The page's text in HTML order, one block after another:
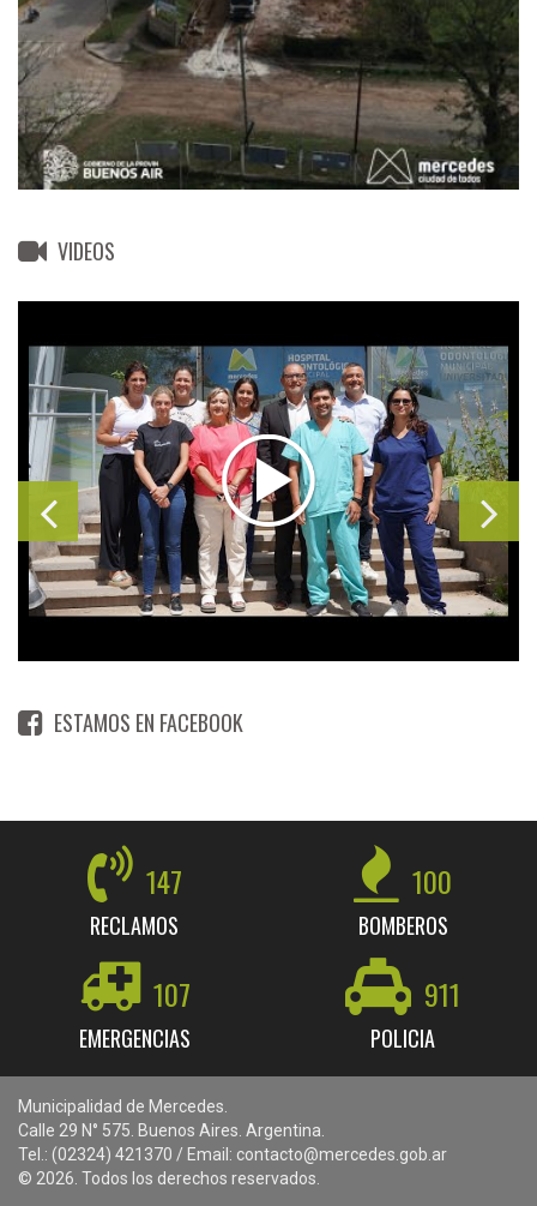
VIDEOS
ESTAMOS EN FACEBOOK
147
RECLAMOS
100
BOMBEROS
107
EMERGENCIAS
911
POLICIA
Municipalidad de Mercedes.
Calle 29 N° 575. Buenos Aires. Argentina.
Tel.: (02324) 421370 / Email: contacto@mercedes.gob.ar
© 2026. Todos los derechos reservados.